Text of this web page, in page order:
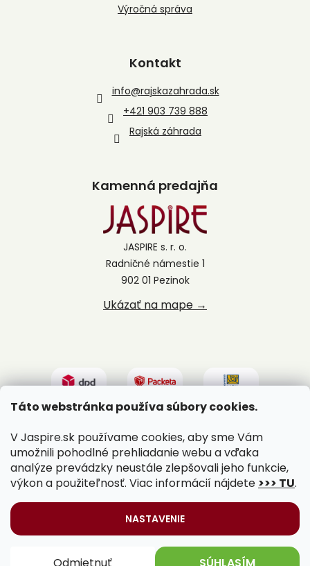
Táto webstránka používa súbory cookies.
V Jaspire.sk používame cookies, aby sme Vám
umožnili pohodlné prehliadanie webu a vďaka
analýze prevádzky neustále zlepšovali jeho funkcie,
výkon a použiteľnosť. Viac informácií nájdete >>> TU.
NASTAVENIE
Výročná správa
Kontakt
info@rajskazahrada.sk
+421 903 739 888
Rajská záhrada
Kamenná predajňa
JASPIRE s. r. o.
Radničné námestie 1
902 01 Pezinok
Ukázať na mape →
Jaspire.sk. Všetky práva vyhradené.